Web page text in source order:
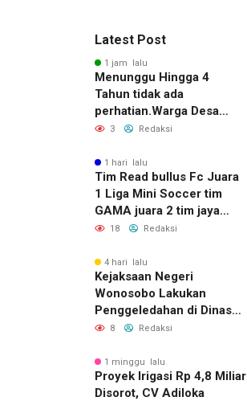
Latest Post
1 jam lalu
Menunggu Hingga 4
Tahun tidak ada
perhatian.Warga Desa
Medono swadaya perbaiki
Wadaslintang
3 Redaksi
1 hari lalu
Tim Read bullus Fc Juara
1 Liga Mini Soccer tim
GAMA juara 2 tim jaya
sakti juara 3 ksatria muda
Meriahkan HUT RI ke-81
18 Redaksi
4 hari lalu
Kejaksaan Negeri
Wonosobo Lakukan
Penggeledahan di Dinas
Sosial untuk Dalami
Program PKH
8 Redaksi
1 minggu lalu
Proyek Irigasi Rp 4,8 Miliar
Disorot, CV Adiloka